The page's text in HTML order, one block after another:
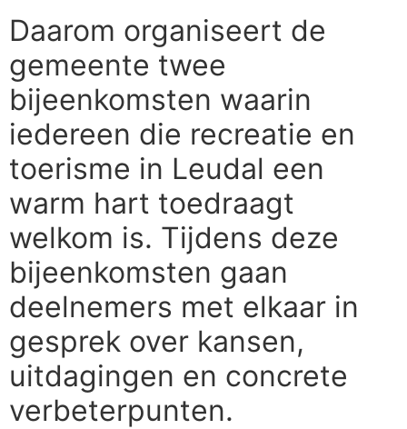
Daarom organiseert de
gemeente twee
bijeenkomsten waarin
iedereen die recreatie en
toerisme in Leudal een
warm hart toedraagt
welkom is. Tijdens deze
bijeenkomsten gaan
deelnemers met elkaar in
gesprek over kansen,
uitdagingen en concrete
verbeterpunten.